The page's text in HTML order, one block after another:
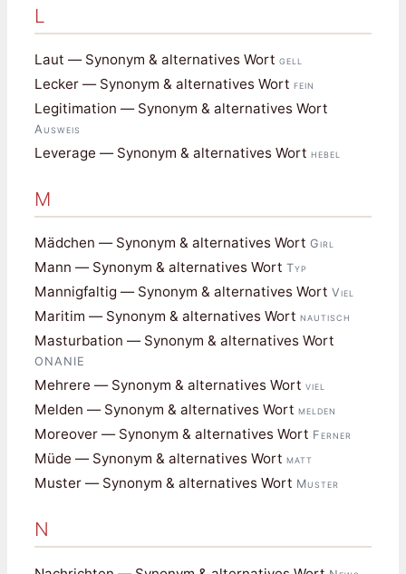
L
Laut — Synonym & alternatives Wort gell
Lecker — Synonym & alternatives Wort fein
Legitimation — Synonym & alternatives Wort
Ausweis
Leverage — Synonym & alternatives Wort hebel
M
Mädchen — Synonym & alternatives Wort Girl
Mann — Synonym & alternatives Wort Typ
Mannigfaltig — Synonym & alternatives Wort Viel
Maritim — Synonym & alternatives Wort nautisch
Masturbation — Synonym & alternatives Wort
ONANIE
Mehrere — Synonym & alternatives Wort viel
Melden — Synonym & alternatives Wort melden
Moreover — Synonym & alternatives Wort Ferner
Müde — Synonym & alternatives Wort matt
Muster — Synonym & alternatives Wort Muster
N